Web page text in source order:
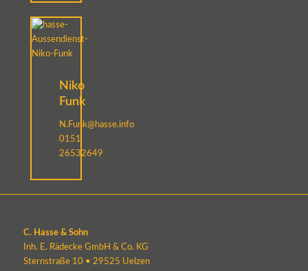
Niko
Funk
N.Funk@hasse.info
0151
26532649
C. Hasse & Sohn
Inh. E. Rädecke GmbH & Co. KG
Sternstraße 10 • 29525 Uelzen